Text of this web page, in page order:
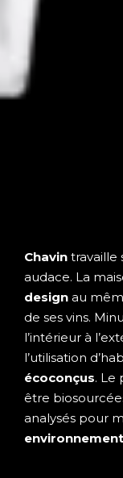
Chavin travaille
audace. La
design au
de ses vins.
l’intérieur à
l’utilisation
écoconçus. Le
être
analysés pour